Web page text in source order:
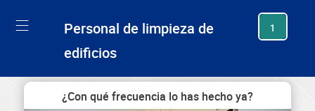
Personal de limpieza de
edificios
1
¿Con qué frecuencia lo has hecho ya?